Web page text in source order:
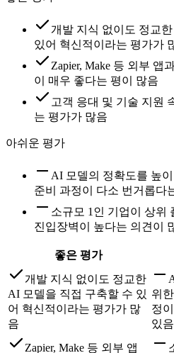
개발 지식 없이도 정교
있어 혁신적이라는 평가가
Zapier, Make 등 외부 앱
이 매우 좋다는 평이 많음
고객 응대 및 기술 지원
는 평가가 많음
아쉬운 평가
AI 모델의 정확도를 높
준비 과정이 다소 번거롭다
소규모 1인 기업이 상위
진입장벽이 높다는 의견이
좋은 평가
개발 지식 없이도 정교한
AI 모델을 직접 구축할 수 있
어 혁신적이라는 평가가 많
음
위
정
있음
Zapier, Make 등 외부 앱